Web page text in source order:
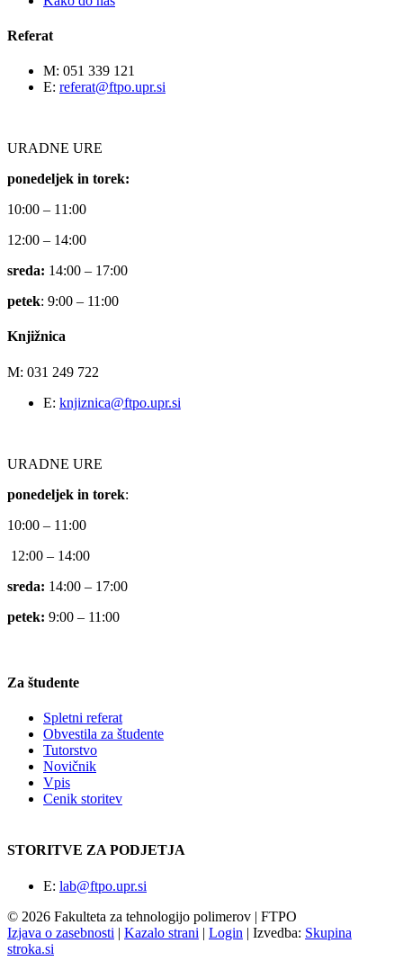
Referat
M: 051 339 121
E: referat@ftpo.upr.si
URADNE URE
ponedeljek in torek:
10:00 – 11:00
12:00 – 14:00
sreda: 14:00 – 17:00
petek: 9:00 – 11:00
Knjižnica
M: 031 249 722
E: knjiznica@ftpo.upr.si
URADNE URE
ponedeljek in torek:
10:00 – 11:00
12:00 – 14:00
sreda: 14:00 – 17:00
petek: 9:00 – 11:00
Za študente
Spletni referat
Obvestila za študente
Tutorstvo
Novičnik
Vpis
Cenik storitev
STORITVE ZA PODJETJA
E: lab@ftpo.upr.si
© 2026 Fakulteta za tehnologijo polimerov | FTPO
Izjava o zasebnosti | Kazalo strani | Login | Izvedba: Skupina
stroka.si